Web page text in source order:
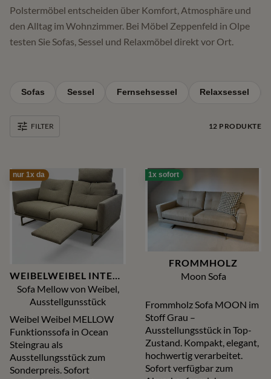
Polstermöbel entscheiden über Komfort, Atmosphäre und
den Alltag im Wohnzimmer. Bei Möbel Zeppenfeld in Olpe
testen Sie Sofas, Sessel und Relaxmöbel direkt vor Ort.
Sofas Sessel Fernsehsessel Relaxsessel
FILTER 12 PRODUKTE
nur 1x da
WEIBELWEIBEL INTERTIME
Sofa Mellow von Weibel,
Ausstellgunsstück
Weibel Weibel MELLOW
Funktionssofa in Ocean
Steingrau als
Ausstellungsstück zum
Sonderpreis. Sofort
1x sofort
FROMMHOLZ
Moon Sofa
Frommholz Sofa MOON im
Stoff Grau –
Ausstellungsstück in Top-
Zustand. Kompakt, elegant,
hochwertig verarbeitet.
Sofort verfügbar zum